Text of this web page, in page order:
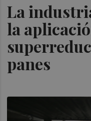
La
la
panes